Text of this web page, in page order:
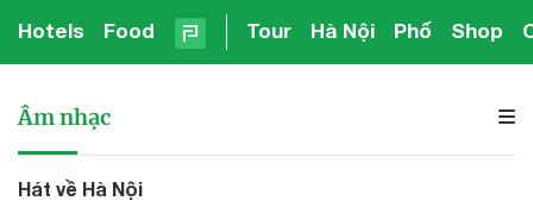
Hotels Food Tour Hà Nội Phố Shop
Âm nhạc
Hát về Hà Nội